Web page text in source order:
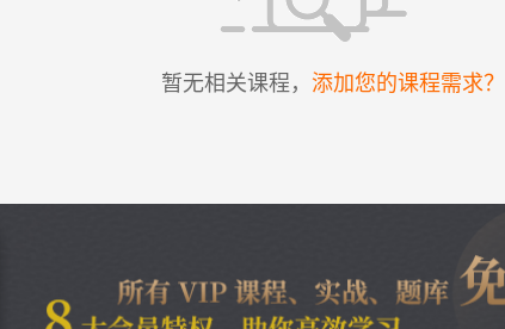
暂无相关课程， 添加您的课程需求？